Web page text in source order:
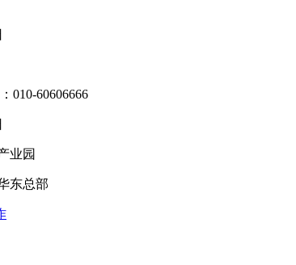
010-60606666
业园
东总部